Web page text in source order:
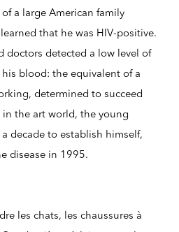
a large American family
that he was HIV-positive.
doctors detected a low level of
blood: the equivalent of a
determined to succeed
the art world, the young
decade to establish himself,
disease in 1995.
les chats, les chaussures à